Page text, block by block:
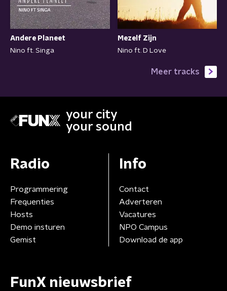
Andere Planeet
Nino ft. Singa
Mezelf Zijn
Nino ft. D Love
Meer tracks
your city
your sound
Radio
Programmering
Frequenties
Hosts
Demo insturen
Gemist
Info
Contact
Adverteren
Vacatures
NPO Campus
Download de app
FunX nieuwsbrief